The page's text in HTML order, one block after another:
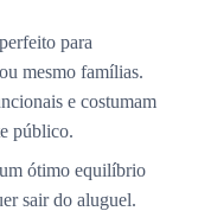
perfeito para
mesmo famílias.
e costumam
público.
um ótimo equilíbrio
sair do aluguel.